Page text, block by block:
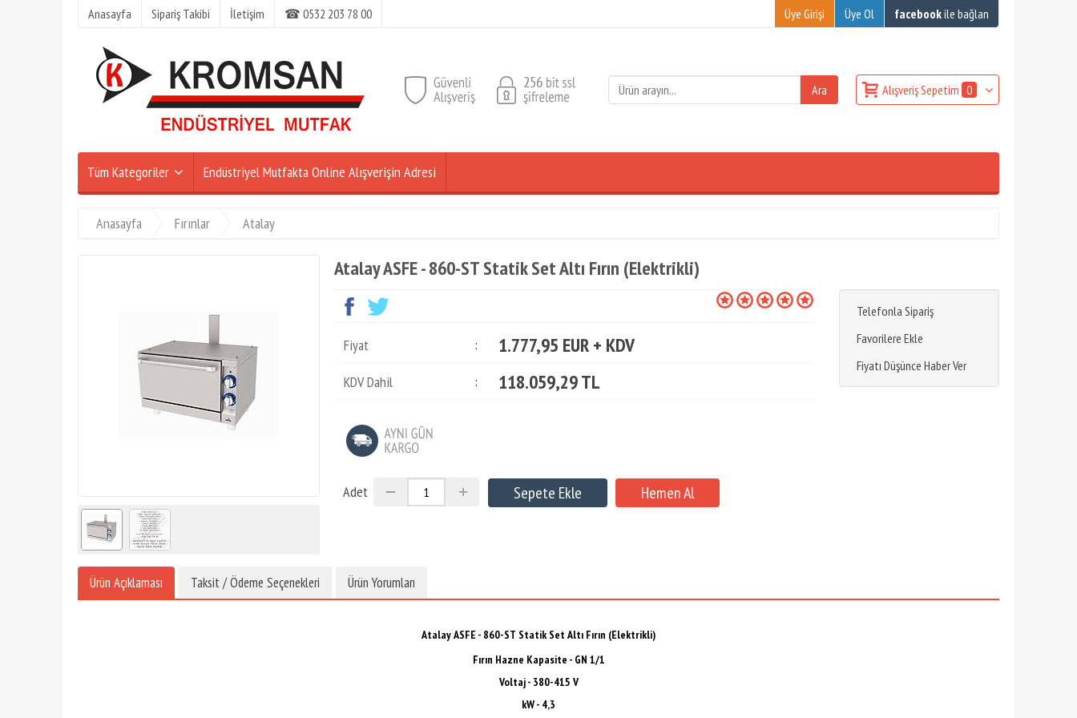
Anasayfa Sipariş Takibi İletişim ☎ 0532 203 78 00 Üye Girişi Üye Ol facebookile bağlan
Alışveriş Sepetim 0
Tüm Kategoriler Endüstriyel Mutfakta Online Alışverişin Adresi
Anasayfa Fırınlar Atalay
Atalay ASFE - 860-ST Statik Set Altı Fırın (Elektrikli)
Telefonla Sipariş
Favorilere Ekle
Fiyatı Düşünce Haber Ver
Fiyat : 1.777,95 EUR + KDV
KDV Dahil : 118.059,29 TL
Adet
Ürün Açıklaması Taksit / Ödeme Seçenekleri Ürün Yorumları
Atalay ASFE - 860-ST Statik Set Altı Fırın (Elektrikli)
Fırın Hazne Kapasite - GN 1/1
Voltaj - 380-415 V
kW - 4,3